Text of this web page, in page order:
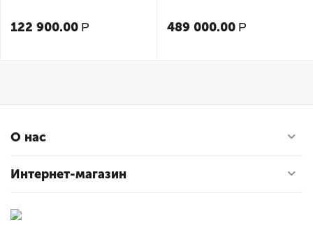
122 900.00 Р 489 000.00 Р
О нас
Интернет-магазин